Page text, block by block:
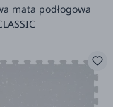
mata podłogowa